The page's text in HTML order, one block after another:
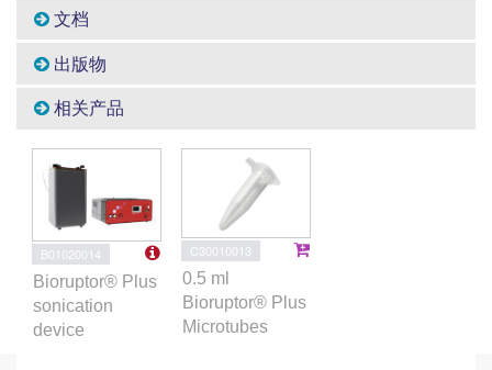
文档
出版物
相关产品
B01020014
Bioruptor® Plus
sonication
device
C30010013
0.5 ml
Bioruptor® Plus
Microtubes